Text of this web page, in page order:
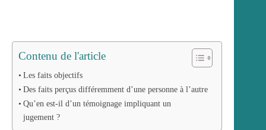
Contenu de l'article
Les faits objectifs
Des faits perçus différemment d’une personne à l’autre
Qu’en est-il d’un témoignage impliquant un
jugement ?